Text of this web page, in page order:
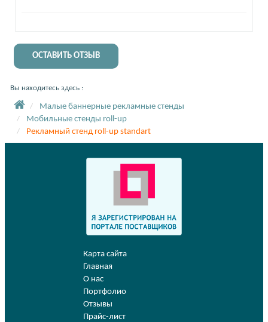
ОСТАВИТЬ ОТЗЫВ
Вы находитесь здесь :
Малые баннерные рекламные стенды
Мобильные стенды roll-up
Рекламный стенд roll-up standart
Карта сайта
Главная
О нас
Портфолио
Отзывы
Прайс-лист